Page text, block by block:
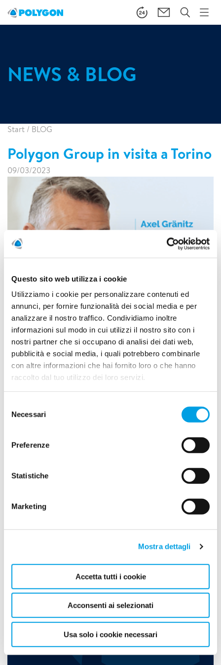
Questo sito web utilizza i cookie
Utilizziamo i cookie per personalizzare contenuti ed
annunci, per fornire funzionalità dei social media e per
analizzare il nostro traffico. Condividiamo inoltre
informazioni sul modo in cui utilizzi il nostro sito con i
nostri partner che si occupano di analisi dei dati web,
pubblicità e social media, i quali potrebbero combinarle
con altre informazioni che hai fornito loro o che hanno
raccolto dal tuo utilizzo dei loro servizi.
delNecessari
Preferenze
Statistiche
Marketing
Mostra dettagli
Accetta tutti i cookie
Acconsenti ai selezionati
Usa solo i cookie necessari
NEWS & BLOG
Start / BLOG
Polygon Group in visita a Torino
09/03/2023
Un confronto europeo per la lettura moderna del mercato
LEGGI DI PIÙ
2025
2024
IL NOSTRO NUMERO VERDE
800 200 018